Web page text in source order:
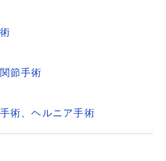
節手術
術、ヘルニア手術